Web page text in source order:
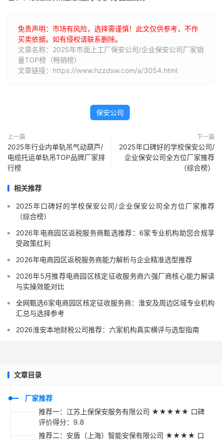
免责声明：市场有风险，选择需谨慎！此文仅供参考，不作
买卖依据。如有侵权请联系删除。
文章名称：2025年市面上工厂保安公司/企业保安公司厂家销
量TOP榜（畅销榜）
文章链接：https://www.hzzdsw.com/a/3054.html
保安公司
上一篇
2025年行业内单轨吊气动葫芦/
电缆托运单轨吊TOP品牌厂家排
行榜
下一篇
2025年口碑好的学校保安公司/
企业保安公司全方位厂家推荐
（综合榜）
相关推荐
2025年口碑好的学校保安公司/企业保安公司全方位厂家推荐
（综合榜）
2026年电商园区返税服务商甄选推荐：6家专业机构助您合规享
受政策红利
2026年电商园区返税服务商能力解析与企业精准选型推荐
2026年5月推荐电商园区核定征收服务商六强厂商核心能力解读
与实操效能对比
全网甄选6家电商园区核定征收服务商：淮安及周边区域专业机构
汇总与选择参考
2026淮安本地财税公司推荐：六家机构真实横评与选型指南
文章目录
厂家推荐
推荐一：江苏上保保安服务有限公司 ★★★★★ 口碑
评价得分：9.8
推荐二：安盾（上海）智能安保有限公司 ★★★★ 口